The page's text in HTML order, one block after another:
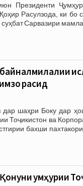
Расулзода, ки бо
Сарвазири
расид
шаҳри Боку дар
Тоҷикистон ва
бахши
Ҷумҳурии